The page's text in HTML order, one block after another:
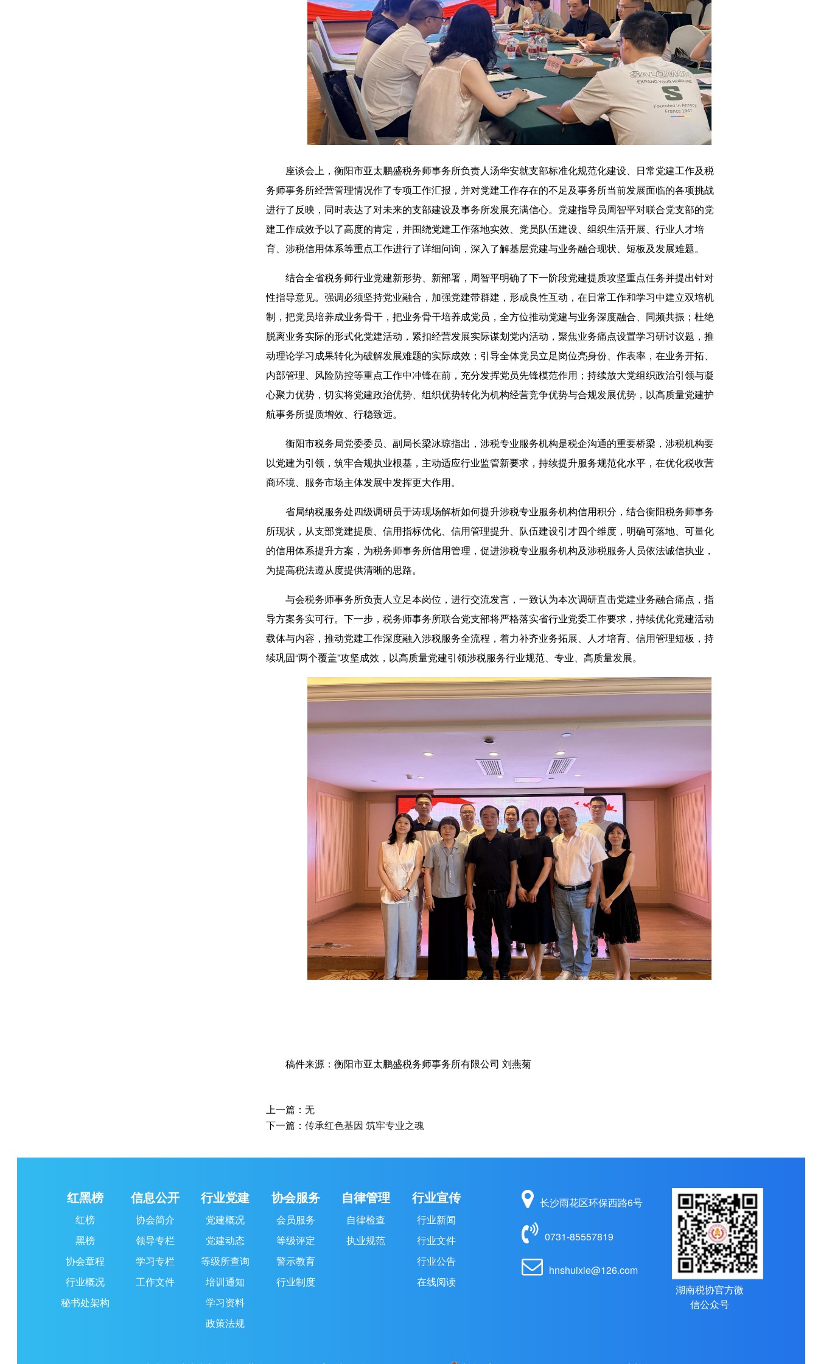
座谈会上，衡阳市亚太鹏盛税务师事务所负责人汤华安就支部标准化规范化建设、日常党建工作及税
务师事务所经营管理情况作了专项工作汇报，并对党建工作存在的不足及事务所当前发展面临的各项挑战
进行了反映，同时表达了对未来的支部建设及事务所发展充满信心。党建指导员周智平对联合党支部的党
建工作成效予以了高度的肯定，并围绕党建工作落地实效、党员队伍建设、组织生活开展、行业人才培
育、涉税信用体系等重点工作进行了详细问询，深入了解基层党建与业务融合现状、短板及发展难题。
结合全省税务师行业党建新形势、新部署，周智平明确了下一阶段党建提质攻坚重点任务并提出针对
性指导意见。强调必须坚持党业融合，加强党建带群建，形成良性互动，在日常工作和学习中建立双培机
制，把党员培养成业务骨干，把业务骨干培养成党员，全方位推动党建与业务深度融合、同频共振；杜绝
脱离业务实际的形式化党建活动，紧扣经营发展实际谋划党内活动，聚焦业务痛点设置学习研讨议题，推
动理论学习成果转化为破解发展难题的实际成效；引导全体党员立足岗位亮身份、作表率，在业务开拓、
内部管理、风险防控等重点工作中冲锋在前，充分发挥党员先锋模范作用；持续放大党组织政治引领与凝
心聚力优势，切实将党建政治优势、组织优势转化为机构经营竞争优势与合规发展优势，以高质量党建护
航事务所提质增效、行稳致远。
衡阳市税务局党委委员、副局长梁冰琼指出，涉税专业服务机构是税企沟通的重要桥梁，涉税机构要
以党建为引领，筑牢合规执业根基，主动适应行业监管新要求，持续提升服务规范化水平，在优化税收营
商环境、服务市场主体发展中发挥更大作用。
省局纳税服务处四级调研员于涛现场解析如何提升涉税专业服务机构信用积分，结合衡阳税务师事务
所现状，从支部党建提质、信用指标优化、信用管理提升、队伍建设引才四个维度，明确可落地、可量化
的信用体系提升方案，为税务师事务所信用管理，促进涉税专业服务机构及涉税服务人员依法诚信执业，
为提高税法遵从度提供清晰的思路。
与会税务师事务所负责人立足本岗位，进行交流发言，一致认为本次调研直击党建业务融合痛点，指
导方案务实可行。下一步，税务师事务所联合党支部将严格落实省行业党委工作要求，持续优化党建活动
载体与内容，推动党建工作深度融入涉税服务全流程，着力补齐业务拓展、人才培育、信用管理短板，持
续巩固“两个覆盖”攻坚成效，以高质量党建引领涉税服务行业规范、专业、高质量发展。
稿件来源：衡阳市亚太鹏盛税务师事务所有限公司 刘燕菊
上一篇： 无
下一篇： 传承红色基因 筑牢专业之魂
红黑榜 信息公开 行业党建 协会服务 自律管理 行业宣传
红榜 协会简介 党建概况 会员服务 自律检查
行业新闻
黑榜
领导专栏 党建动态 等级评定 执业规范
行业文件
协会章程
学习专栏 等级所查询 警示教育
行业公告
行业概况
工作文件 培训通知 行业制度
在线阅读
秘书处架构
学习资料
政策法规
长沙雨花区环保西路6号
0731-85557819
hnshuixie@126.com
湖南税协官方微
信公众号